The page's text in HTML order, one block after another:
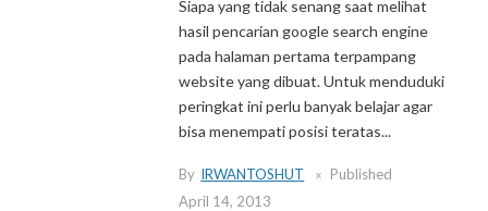
Siapa yang tidak senang saat melihat
hasil pencarian google search engine
pada halaman pertama terpampang
website yang dibuat. Untuk menduduki
peringkat ini perlu banyak belajar agar
bisa menempati posisi teratas...
By IRWANTOSHUT
Published
April 14, 2013